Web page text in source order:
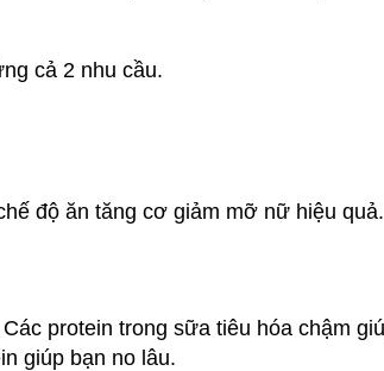
cả 2 nhu cầu.
độ ăn tăng cơ giảm mỡ nữ hiệu quả.
protein trong sữa tiêu hóa chậm
giúp bạn no lâu.